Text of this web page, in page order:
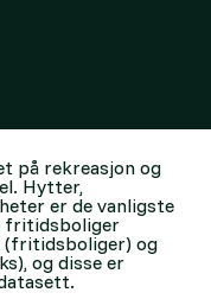
på rekreasjon og
Hytter,
er de vanligste
fritidsboliger
(fritidsboliger) og
og disse er